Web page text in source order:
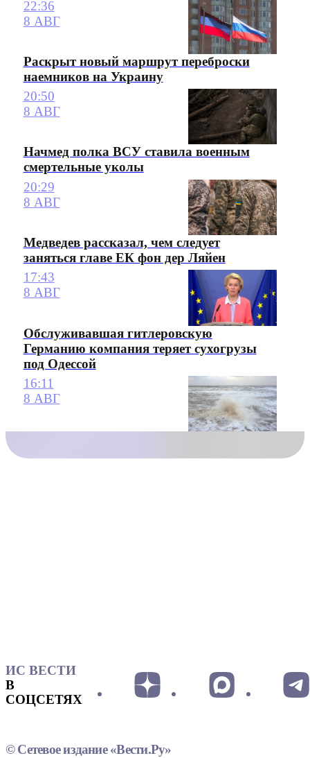
22:36
8 АВГ
Раскрыт новый маршрут переброски
наемников на Украину
20:50
8 АВГ
Начмед полка ВСУ ставила военным
смертельные уколы
20:29
8 АВГ
Медведев рассказал, чем следует
заняться главе ЕК фон дер Ляйен
17:43
8 АВГ
Обслуживавшая гитлеровскую
Германию компания теряет сухогрузы
под Одессой
16:11
8 АВГ
ИС ВЕСТИ
В
СОЦСЕТЯХ
© Сетевое издание «Вести.Ру»